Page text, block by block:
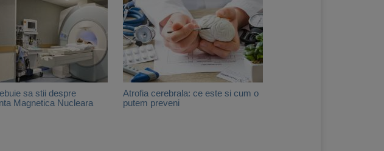
sa stii despre
Magnetica Nucleara
Atrofia cerebrala: ce este si cum o
putem preveni